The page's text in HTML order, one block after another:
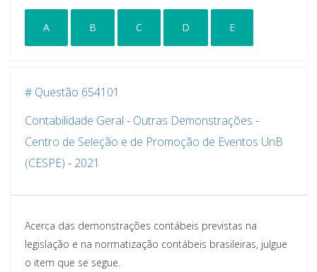
A B C D E
# Questão 654101
Contabilidade Geral - Outras Demonstrações -
Centro de Seleção e de Promoção de Eventos UnB
(CESPE) - 2021
Acerca das demonstrações contábeis previstas na
legislação e na normatização contábeis brasileiras, julgue
o item que se segue.